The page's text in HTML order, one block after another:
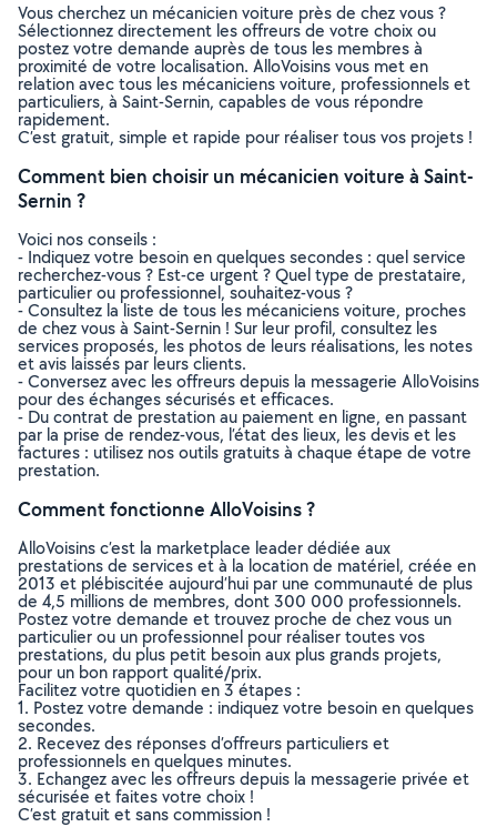
Vous cherchez un mécanicien voiture près de chez vous ?
Sélectionnez directement les offreurs de votre choix ou
postez votre demande auprès de tous les membres à
proximité de votre localisation. AlloVoisins vous met en
relation avec tous les mécaniciens voiture, professionnels et
particuliers, à Saint-Sernin, capables de vous répondre
rapidement.
C’est gratuit, simple et rapide pour réaliser tous vos projets !
Comment bien choisir un mécanicien voiture à Saint-
Sernin ?
Voici nos conseils :
- Indiquez votre besoin en quelques secondes : quel service
recherchez-vous ? Est-ce urgent ? Quel type de prestataire,
particulier ou professionnel, souhaitez-vous ?
- Consultez la liste de tous les mécaniciens voiture, proches
de chez vous à Saint-Sernin ! Sur leur profil, consultez les
services proposés, les photos de leurs réalisations, les notes
et avis laissés par leurs clients.
- Conversez avec les offreurs depuis la messagerie AlloVoisins
pour des échanges sécurisés et efficaces.
- Du contrat de prestation au paiement en ligne, en passant
par la prise de rendez-vous, l’état des lieux, les devis et les
factures : utilisez nos outils gratuits à chaque étape de votre
prestation.
Comment fonctionne AlloVoisins ?
AlloVoisins c’est la marketplace leader dédiée aux
prestations de services et à la location de matériel, créée en
2013 et plébiscitée aujourd’hui par une communauté de plus
de 4,5 millions de membres, dont 300 000 professionnels.
Postez votre demande et trouvez proche de chez vous un
particulier ou un professionnel pour réaliser toutes vos
prestations, du plus petit besoin aux plus grands projets,
pour un bon rapport qualité/prix.
Facilitez votre quotidien en 3 étapes :
1. Postez votre demande : indiquez votre besoin en quelques
secondes.
2. Recevez des réponses d’offreurs particuliers et
professionnels en quelques minutes.
3. Echangez avec les offreurs depuis la messagerie privée et
sécurisée et faites votre choix !
C’est gratuit et sans commission !